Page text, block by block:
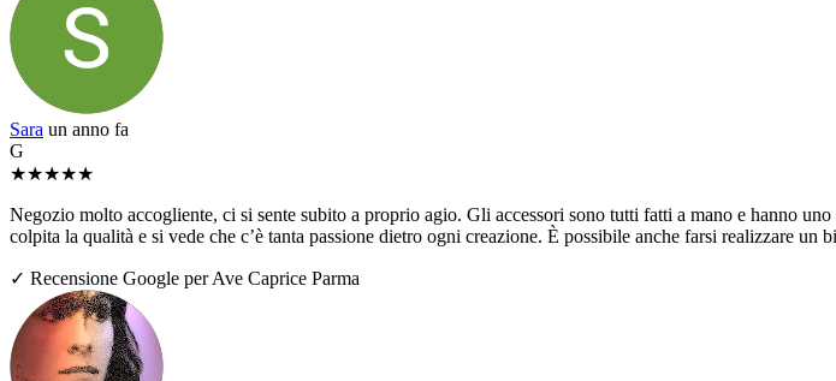
Sara un anno fa
G
★★★★★
Negozio molto accogliente, ci si sente subito a proprio agio. Gli accessori sono tutti fatti a mano e hanno
colpita la qualità e si vede che c’è tanta passione dietro ogni creazione. È possibile anche farsi realizzare
✓ Recensione Google per Ave Caprice Parma